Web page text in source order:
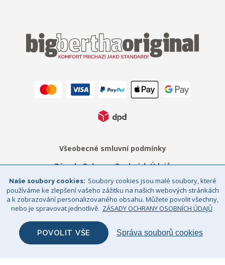
Všeobecné smluvní podmínky
Zásady Ochrany Osobních Údajů
Právní upozornění
Sitemap
© Big Bertha Original 2026
GHS Retail Ltd / Registrace k DPH: CZ 685352911
Naše soubory cookies
Soubory cookies jsou malé soubory, které
používáme ke zlepšení vašeho zážitku na našich webových stránkách
a k zobrazování personalizovaného obsahu. Můžete povolit všechny,
nebo je spravovat jednotlivě. ZÁSADY OCHRANY OSOBNÍCH ÚDAJŮ
POVOLIT VŠE Správa souborů cookies